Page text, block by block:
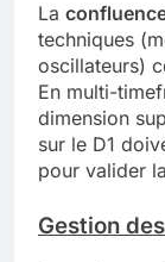
La
techniques
oscillateurs)
En multi-
dimension
sur le D1
pour valider
Gestion